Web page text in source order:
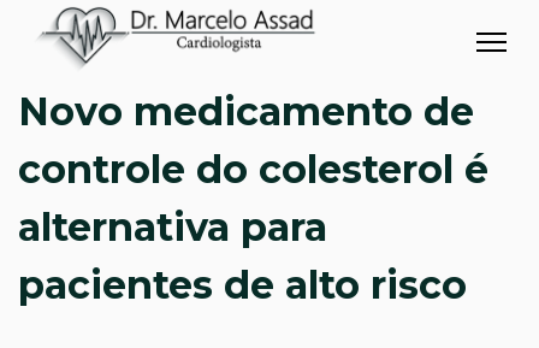
Novo medicamento de
controle do colesterol é
alternativa para
pacientes de alto risco